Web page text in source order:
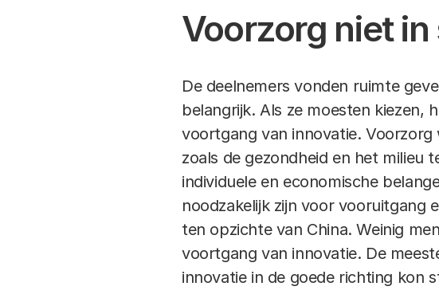
Voorzorg niet
De deelnemers vonden ruimte
belangrijk. Als ze moesten kiezen,
voortgang van innovatie. Voorzorg
zoals de gezondheid en het milieu
individuele en economische
noodzakelijk zijn voor vooruitgang
ten opzichte van China. Weinig
voortgang van innovatie. De
innovatie in de goede richting kon